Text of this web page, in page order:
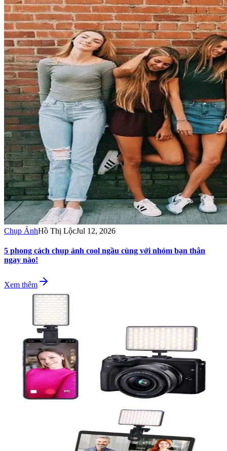
Chụp ẢnhHồ Thị LộcJul 12, 2026
5 phong cách chụp ảnh cool ngầu cùng với nhóm bạn thân
ngay nào!
Xem thêm